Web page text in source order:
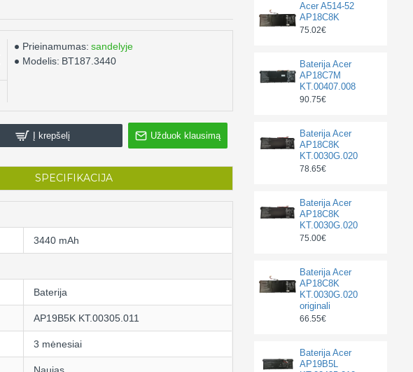
Prieinamumas: sandelyje
Modelis: BT187.3440
Į krepšelį Užduok klausimą
SPECIFIKACIJA
3440 mAh
Baterija
AP19B5K KT.00305.011
3 mėnesiai
Acer A514-52
AP18C8K
75.02€
Baterija Acer
AP18C7M
KT.00407.008
90.75€
Baterija Acer
AP18C8K
KT.0030G.020
78.65€
Baterija Acer
AP18C8K
KT.0030G.020
75.00€
Baterija Acer
AP18C8K
KT.0030G.020
originali
66.55€
Baterija Acer
AP19B5L